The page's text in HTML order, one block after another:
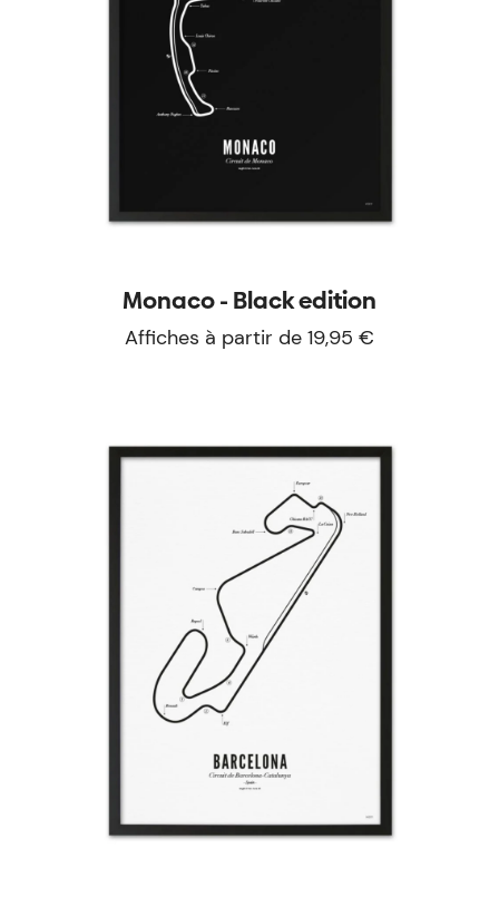
Monaco - Black edition
Affiches à partir de 19,95 €